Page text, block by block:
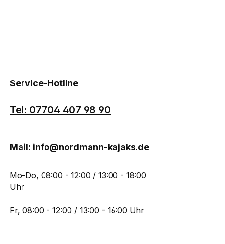
Service-Hotline
Tel: 07704 407 98 90
Mail: info@nordmann-kajaks.de
Mo-Do, 08:00 - 12:00 / 13:00 - 18:00
Uhr
Fr, 08:00 - 12:00 / 13:00 - 16:00 Uhr